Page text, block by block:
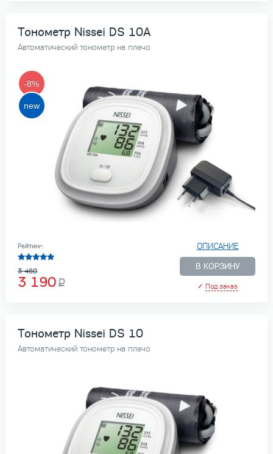
Тонометр Nissei DS 10A
Автоматический тонометр на плечо
-8%
ОПИСАНИЕ
В КОРЗИНУ
✓ Под заказ
Рейтинг:
3 460
3 190
Тонометр Nissei DS 10
Автоматический тонометр на плечо